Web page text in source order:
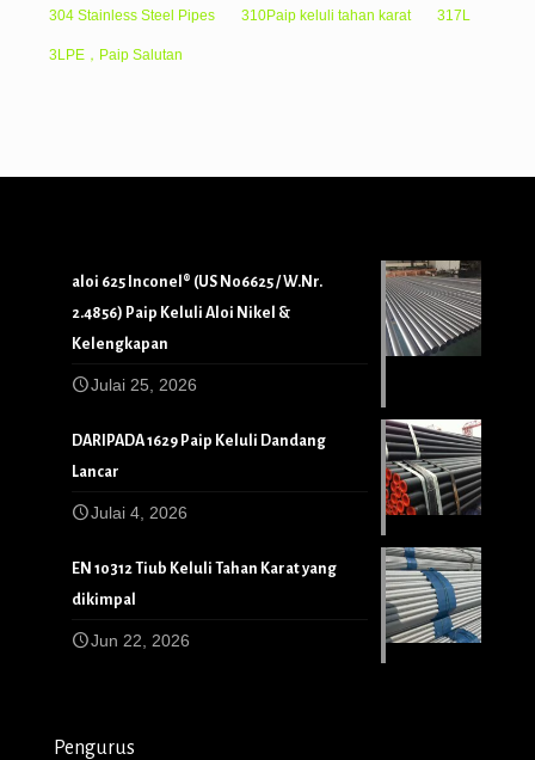
304 Stainless Steel Pipes 310Paip keluli tahan karat 317L
3LPE，Paip Salutan
aloi 625 Inconel® (US N06625 / W.Nr.
2.4856) Paip Keluli Aloi Nikel &
Kelengkapan
Julai 25, 2026
DARIPADA 1629 Paip Keluli Dandang
Lancar
Julai 4, 2026
EN 10312 Tiub Keluli Tahan Karat yang
dikimpal
Jun 22, 2026
Pengurus